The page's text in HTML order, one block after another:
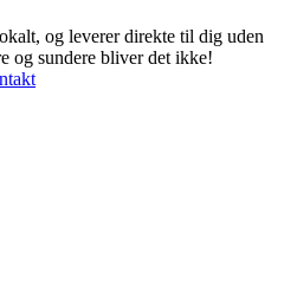
og leverer direkte til dig uden
og sundere bliver det ikke!